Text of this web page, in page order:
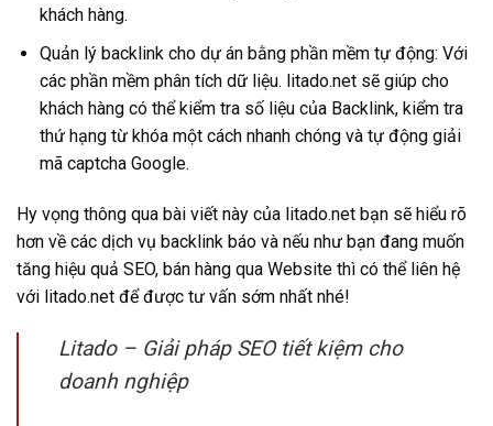
khách hàng.
Quản lý backlink cho dự án bằng phần mềm tự động: Với
các phần mềm phân tích dữ liệu. litado.net sẽ giúp cho
khách hàng có thể kiểm tra số liệu của Backlink, kiểm tra
thứ hạng từ khóa một cách nhanh chóng và tự động giải
mã captcha Google.
Hy vọng thông qua bài viết này của litado.net bạn sẽ hiểu rõ
hơn về các dịch vụ backlink báo và nếu như bạn đang muốn
tăng hiệu quả SEO, bán hàng qua Website thì có thể liên hệ
với litado.net để được tư vấn sớm nhất nhé!
Litado – Giải pháp SEO tiết kiệm cho
doanh nghiệp